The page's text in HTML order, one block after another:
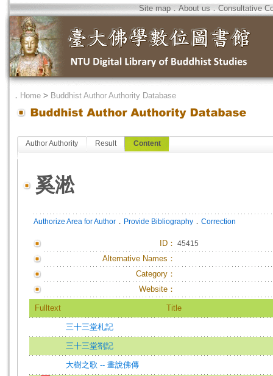
Site map．About us．Consultative
． Home > Buddhist Author Authority Database
Author Authority Result Content
奚淞
Authorize Area for Author ． Provide Bibliography ． Correction
ID ： 45415
Alternative Names：
Category：
Website：
Fulltext Title
三十三堂札記
三十三堂劄記
大樹之歌 -- 畫說佛傳